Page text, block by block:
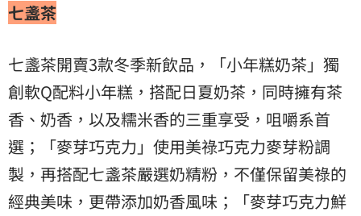
七盞茶
七盞茶開賣3款冬季新飲品，「小年糕奶茶」獨
創軟Q配料小年糕，搭配日夏奶茶，同時擁有茶
香、奶香，以及糯米香的三重享受，咀嚼系首
選；「麥芽巧克力」使用美祿巧克力麥芽粉調
製，再搭配七盞茶嚴選奶精粉，不僅保留美祿的
經典美味，更帶添加奶香風味；「麥芽巧克力鮮